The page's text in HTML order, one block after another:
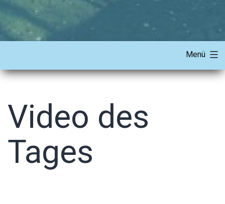
Menü
Video des
Tages